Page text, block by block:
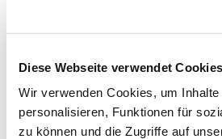
Diese Webseite verwendet Cookies
Wir verwenden Cookies, um
personalisieren, Funktionen für
zu können und die Zugriffe auf